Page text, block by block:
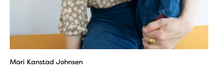
Mari Kanstad Johnsen